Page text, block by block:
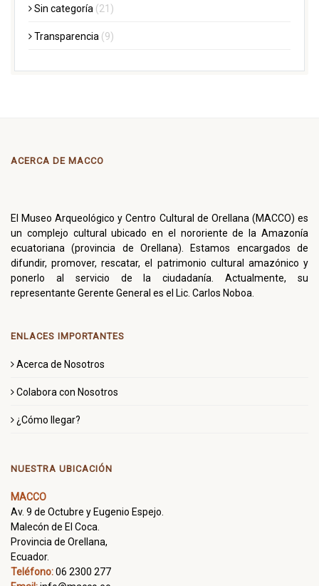
Sin categoría (21)
Transparencia (9)
ACERCA DE MACCO
El Museo Arqueológico y Centro Cultural de Orellana (MACCO) es
un complejo cultural ubicado en el nororiente de la Amazonía
ecuatoriana (provincia de Orellana). Estamos encargados de
difundir, promover, rescatar, el patrimonio cultural amazónico y
ponerlo al servicio de la ciudadanía. Actualmente, su
representante Gerente General es el Lic. Carlos Noboa.
ENLACES IMPORTANTES
Acerca de Nosotros
Colabora con Nosotros
¿Cómo llegar?
NUESTRA UBICACIÓN
MACCO
Av. 9 de Octubre y Eugenio Espejo.
Malecón de El Coca.
Provincia de Orellana,
Ecuador.
Teléfono:06 2300 277